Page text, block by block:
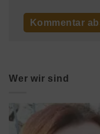
Wer wir sind